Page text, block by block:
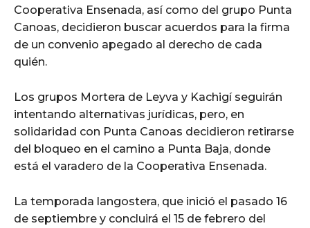
Cooperativa Ensenada, así como del grupo Punta
Canoas, decidieron buscar acuerdos para la firma
de un convenio apegado al derecho de cada
quién.
Los grupos Mortera de Leyva y Kachigí seguirán
intentando alternativas jurídicas, pero, en
solidaridad con Punta Canoas decidieron retirarse
del bloqueo en el camino a Punta Baja, donde
está el varadero de la Cooperativa Ensenada.
La temporada langostera, que inició el pasado 16
de septiembre y concluirá el 15 de febrero del